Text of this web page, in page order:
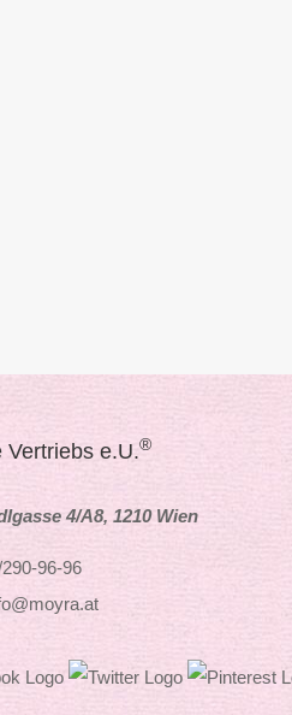
Vertriebs e.U.®
4/A8, 1210 Wien
96-96